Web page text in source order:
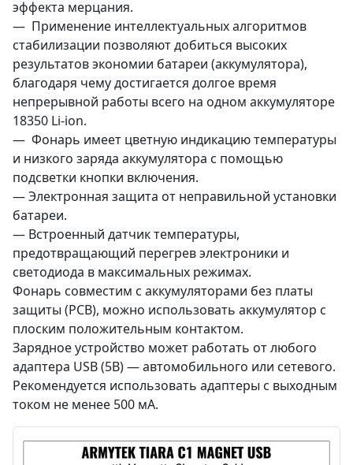
эффекта мерцания.
— Применение интеллектуальных алгоритмов
стабилизации позволяют добиться высоких
результатов экономии батареи (аккумулятора),
благодаря чему достигается долгое время
непрерывной работы всего на одном аккумуляторе
18350 Li-ion.
— Фонарь имеет цветную индикацию температуры
и низкого заряда аккумулятора с помощью
подсветки кнопки включения.
— Электронная защита от неправильной установки
батареи.
— Встроенный датчик температуры,
предотвращающий перегрев электроники и
светодиода в максимальных режимах.
Фонарь совместим с аккумуляторами без платы
защиты (PCB), можно использовать аккумулятор с
плоским положительным контактом.
Зарядное устройство может работать от любого
адаптера USB (5В) — автомобильного или сетевого.
Рекомендуется использовать адаптеры с выходным
током не менее 500 мА.